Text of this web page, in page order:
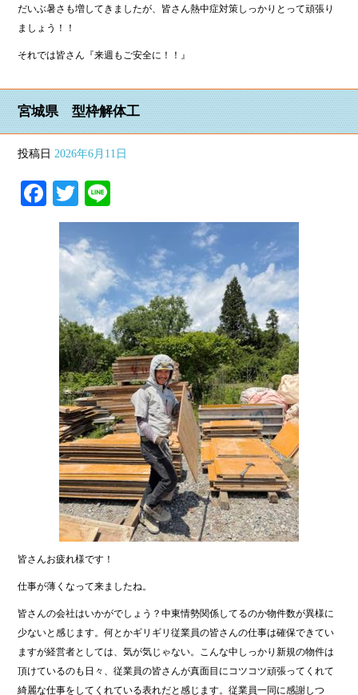
だいぶ暑さも増してきましたが、皆さん熱中症対策しっかりとって頑張り
ましょう！！
それでは皆さん『来週もご安全に！！』
宮城県 型枠解体工
投稿日 2026年6月11日
Facebook
Twitter
皆さんお疲れ様です！
仕事が薄くなって来ましたね。
皆さんの会社はいかがでしょう？中東情勢関係してるのか物件数が異様に
少ないと感じます。何とかギリギリ従業員の皆さんの仕事は確保できてい
ますが経営者としては、気が気じゃない。こんな中しっかり新規の物件は
頂けているのも日々、従業員の皆さんが真面目にコツコツ頑張ってくれて
綺麗な仕事をしてくれている表れだと感じます。従業員一同に感謝しつ